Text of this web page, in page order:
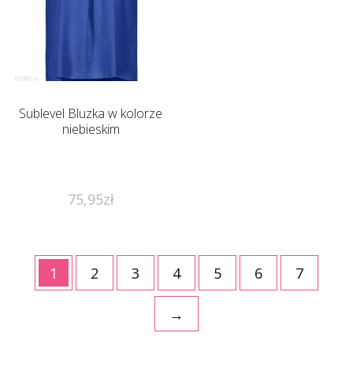
Sublevel Bluzka w kolorze
niebieskim
75,95zł
1 2 3 4 5 6 7
→